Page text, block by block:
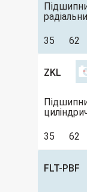
35 62
ZKL
35 62
FLT-PBF